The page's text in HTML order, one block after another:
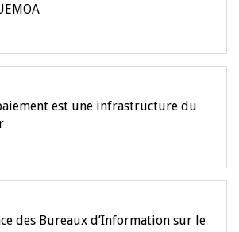
est une infrastructure du
des Bureaux d’Information sur le